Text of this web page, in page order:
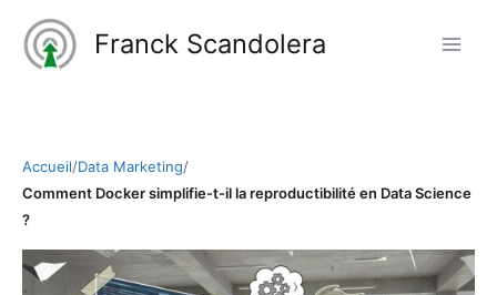
contenu
Franck Scandolera
Accueil/Data Marketing/
Comment Docker simplifie-t-il la reproductibilité en Data Science
?